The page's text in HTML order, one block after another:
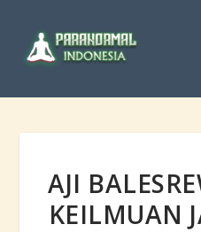
AJI
KEILMUAN